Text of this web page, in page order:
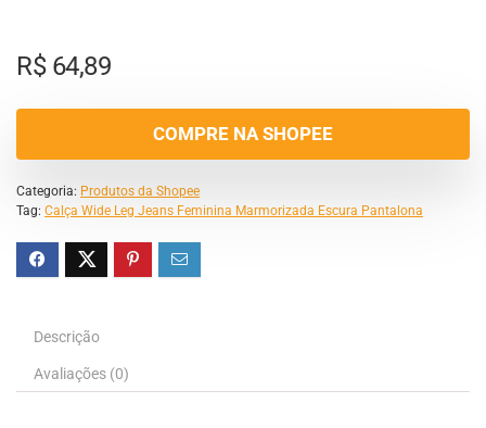
R$64,89
COMPRE NA SHOPEE
Categoria: Produtos da Shopee
Tag: Calça Wide Leg Jeans Feminina Marmorizada Escura Pantalona
Descrição
Avaliações (0)